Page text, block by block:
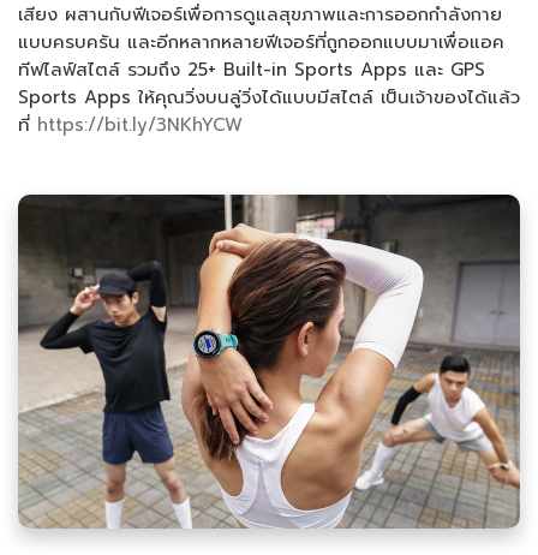
เสียง ผสานกับฟีเจอร์เพื่อการดูแลสุขภาพและการออกกำลังกาย
แบบครบครัน และอีกหลากหลายฟีเจอร์ที่ถูกออกแบบมาเพื่อแอค
ทีฟไลฟ์สไตล์ รวมถึง 25+ Built-in Sports Apps และ GPS
Sports Apps ให้คุณวิ่งบนลู่วิ่งได้แบบมีสไตล์ เป็นเจ้าของได้แล้ว
ที่ https://bit.ly/3NKhYCW